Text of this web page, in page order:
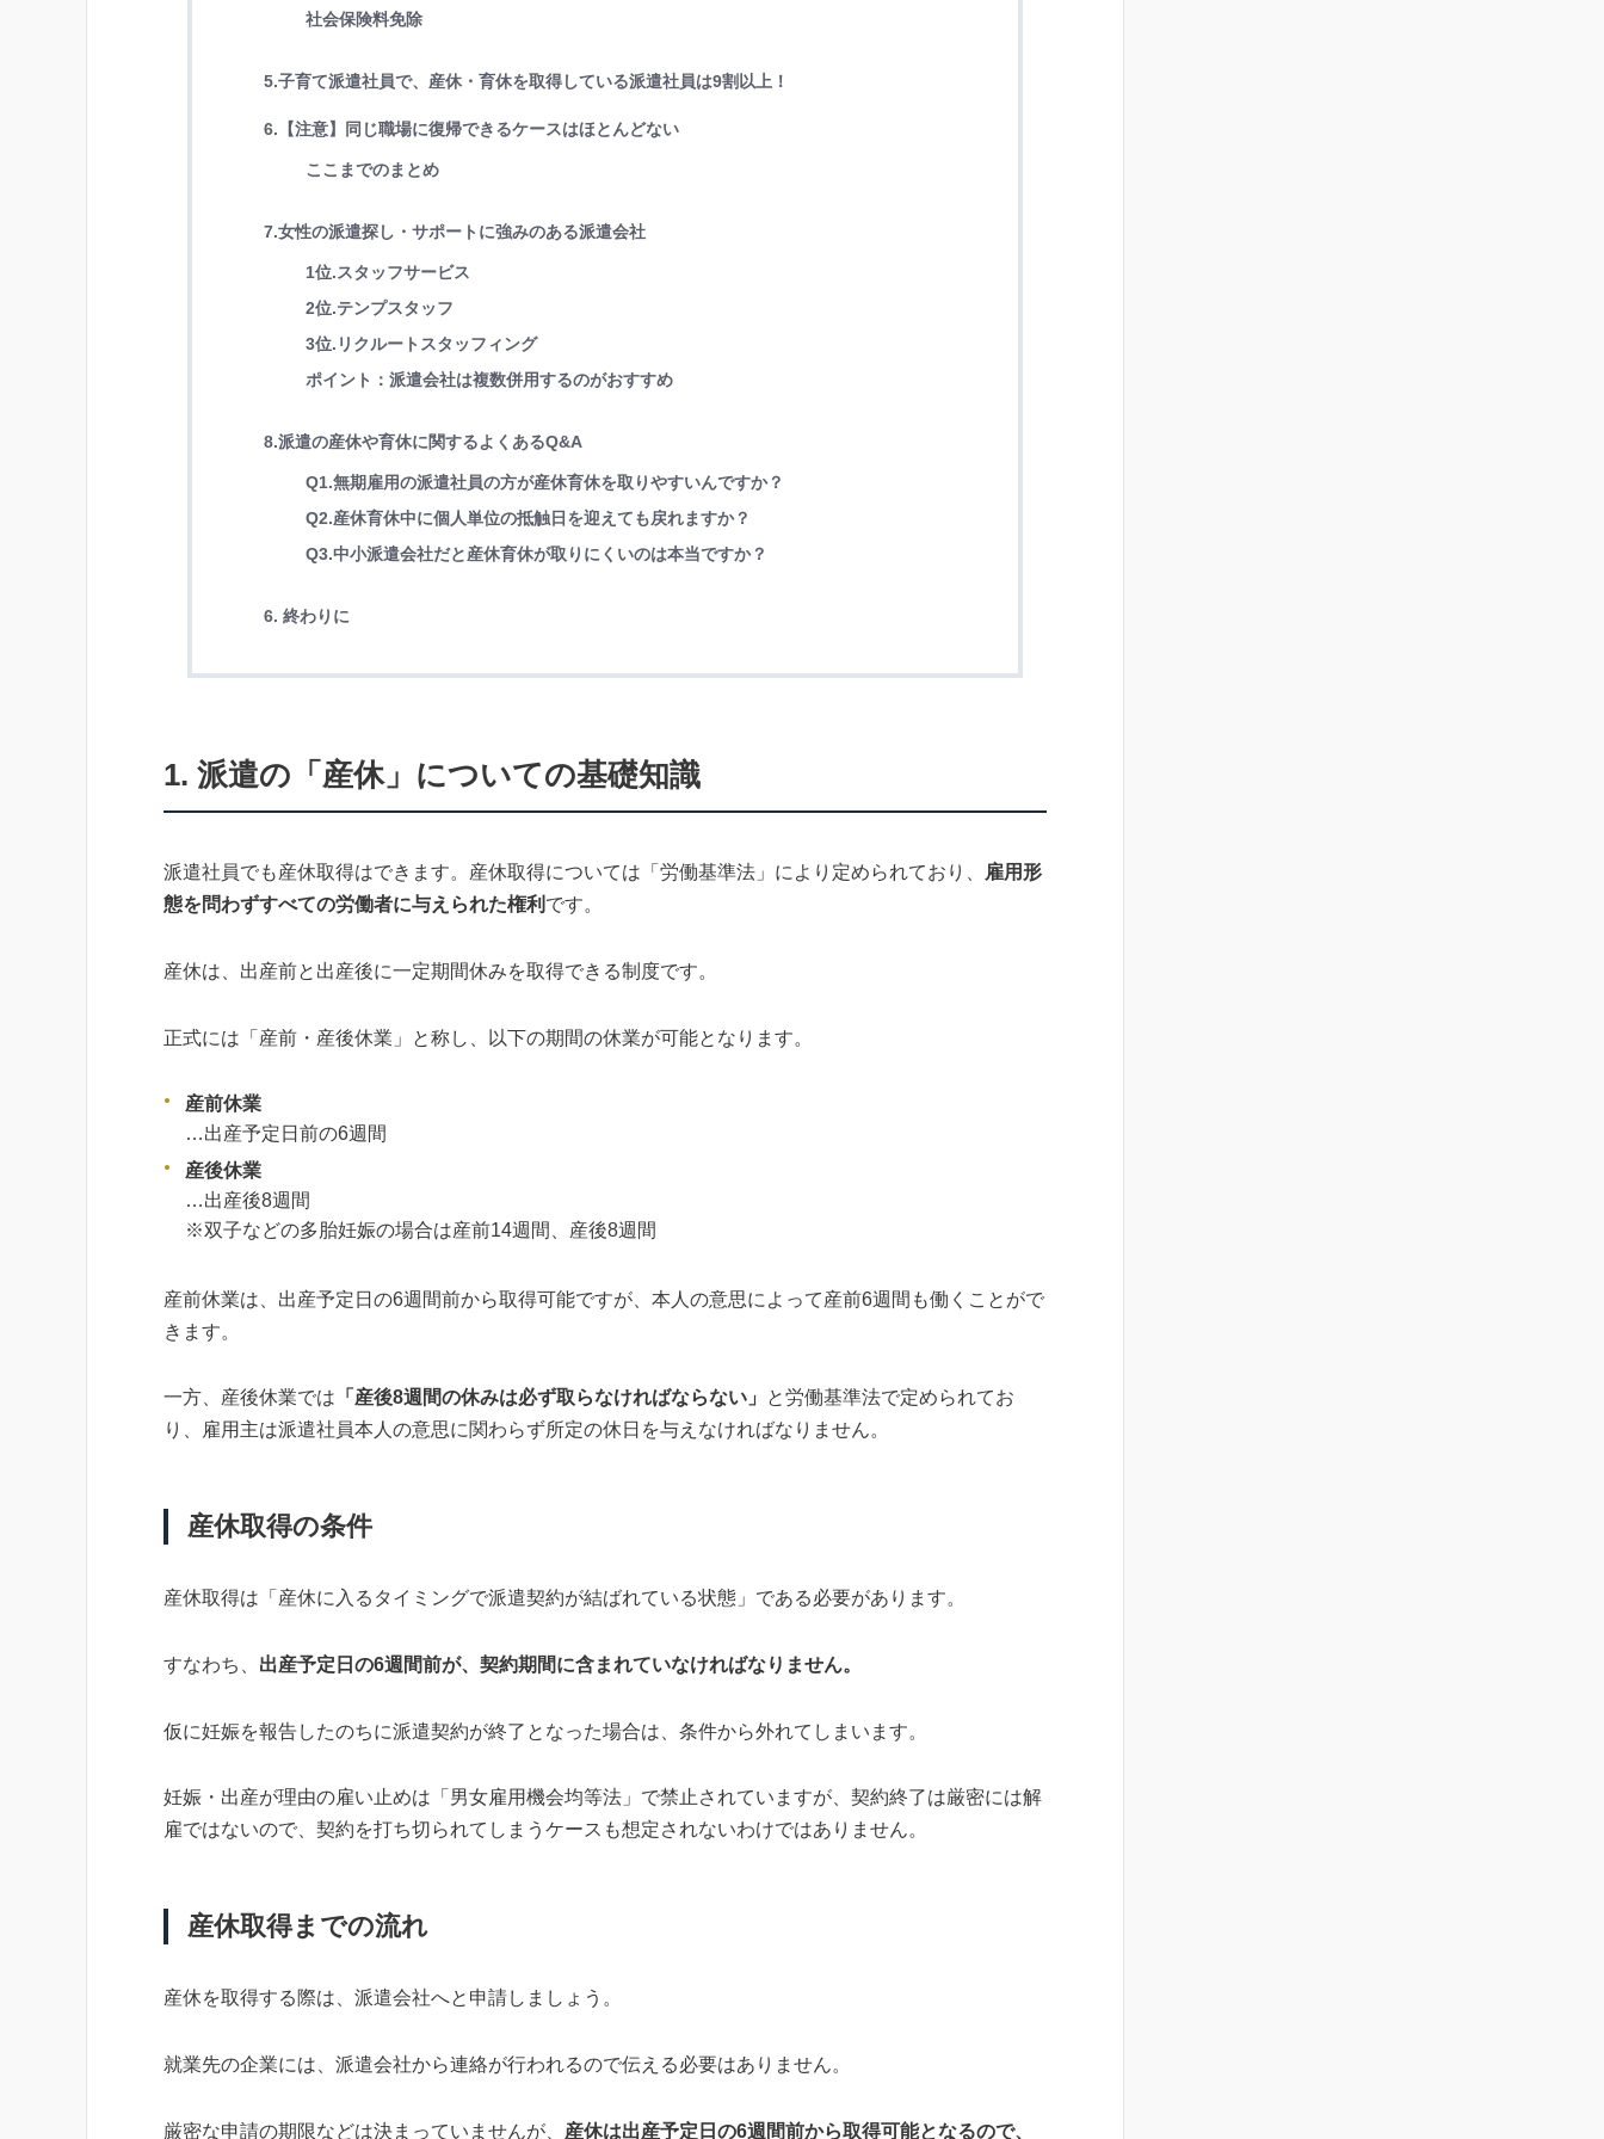
社会保険料免除
5.子育て派遣社員で、産休・育休を取得している派遣社員は9割以上！
6.【注意】同じ職場に復帰できるケースはほとんどない
ここまでのまとめ
7.女性の派遣探し・サポートに強みのある派遣会社
1位.スタッフサービス
2位.テンプスタッフ
3位.リクルートスタッフィング
ポイント：派遣会社は複数併用するのがおすすめ
8.派遣の産休や育休に関するよくあるQ&A
Q1.無期雇用の派遣社員の方が産休育休を取りやすいんですか？
Q2.産休育休中に個人単位の抵触日を迎えても戻れますか？
Q3.中小派遣会社だと産休育休が取りにくいのは本当ですか？
6. 終わりに
1. 派遣の「産休」についての基礎知識
派遣社員でも産休取得はできます。産休取得については「労働基準法」により定められており、
雇用形
態を問わずすべての労働者に与えられた権利 です。
産休は、出産前と出産後に一定期間休みを取得できる制度です。
正式には「産前・産後休業」と称し、以下の期間の休業が可能となります。
産前休業
…出産予定日前の6週間
産後休業
…出産後8週間
※双子などの多胎妊娠の場合は産前14週間、産後8週間
産前休業は、出産予定日の6週間前から取得可能ですが、本人の意思によって産前6週間も働くことがで
きます。
一方、産後休業では 「産後8週間の休みは必ず取らなければならない」
と労働基準法で定められてお
り、雇用主は派遣社員本人の意思に関わらず所定の休日を与えなければなりません。
産休取得の条件
産休取得は「産休に入るタイミングで派遣契約が結ばれている状態」である必要があります。
すなわち、 出産予定日の6週間前が、契約期間に含まれていなければなりません。
仮に妊娠を報告したのちに派遣契約が終了となった場合は、条件から外れてしまいます。
妊娠・出産が理由の雇い止めは「男女雇用機会均等法」で禁止されていますが、契約終了は厳密には解
雇ではないので、契約を打ち切られてしまうケースも想定されないわけではありません。
産休取得までの流れ
産休を取得する際は、派遣会社へと申請しましょう。
就業先の企業には、派遣会社から連絡が行われるので伝える必要はありません。
厳密な申請の期限などは決まっていませんが、 産休は出産予定日の6週間前から取得可能となるので、